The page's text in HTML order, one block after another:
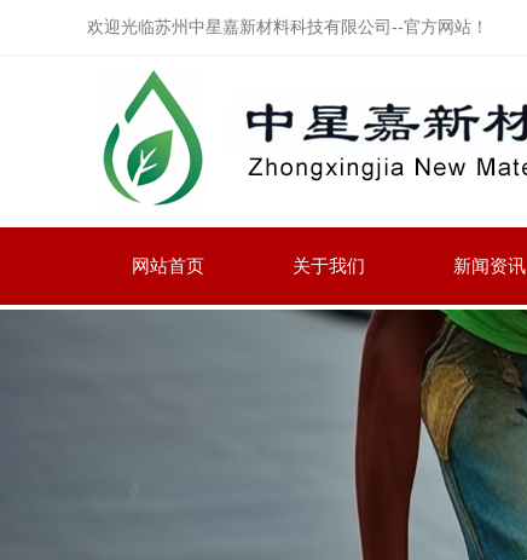
欢迎光临苏州中星嘉新材料科技有限公司--官方网站！
网站首页 关于我们 新闻资讯